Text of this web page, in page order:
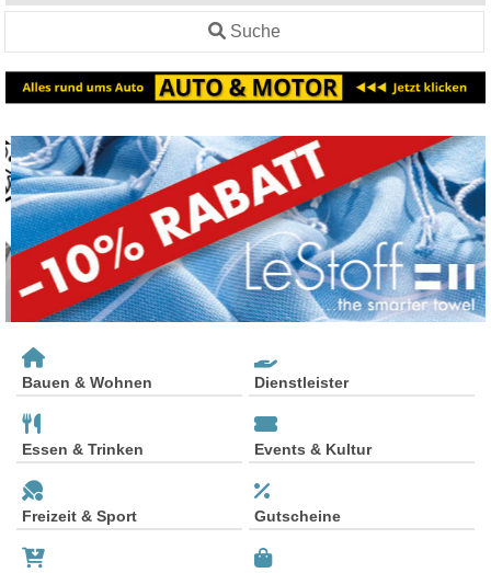
Suche
Bauen & Wohnen Dienstleister
Essen & Trinken Events & Kultur
Freizeit & Sport Gutscheine